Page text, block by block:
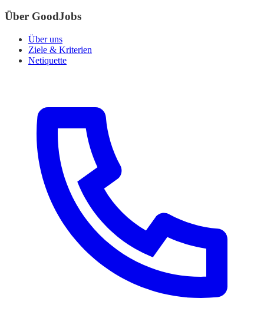
Über GoodJobs
Über uns
Ziele & Kriterien
Netiquette